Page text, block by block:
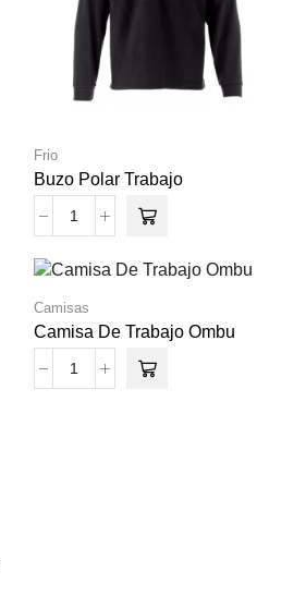
Frio
Buzo Polar Trabajo
Camisas
Camisa De Trabajo Ombu